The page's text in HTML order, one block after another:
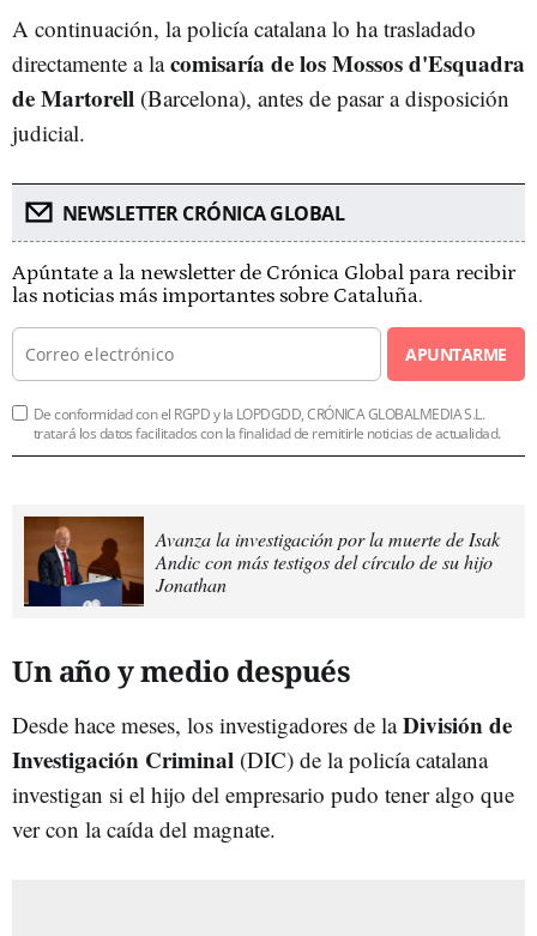
A continuación, la policía catalana lo ha trasladado
directamente a lacomisaría de los Mossos d'Esquadra
de Martorell (Barcelona), antes de pasar a disposición
judicial.
NEWSLETTER CRÓNICA GLOBAL
Apúntate a la newsletter de Crónica Global para recibir
las noticias más importantes sobre Cataluña.
APUNTARME
De conformidad con el RGPD y la LOPDGDD, CRÓNICA GLOBALMEDIA S.L.
tratará los datos facilitados con la finalidad de remitirle noticias de actualidad.
Avanza la investigación por la muerte de Isak
Andic con más testigos del círculo de su hijo
Jonathan
Un año y medio después
Desde hace meses, los investigadores de laDivisión de
Investigación Criminal (DIC) de la policía catalana
investigan si el hijo del empresario pudo tener algo que
ver con la caída del magnate.